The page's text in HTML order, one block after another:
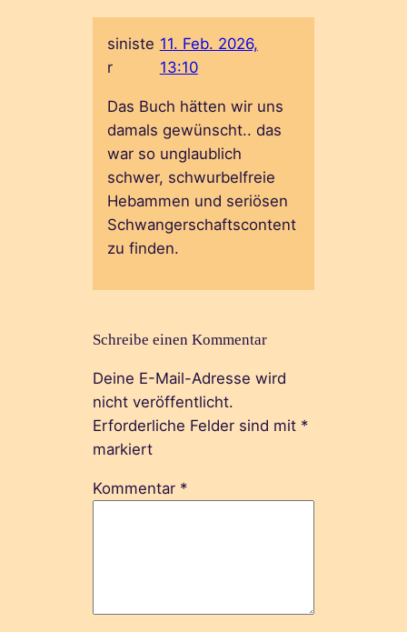
siniste
r
11. Feb. 2026,
13:10
Das Buch hätten wir uns
damals gewünscht.. das
war so unglaublich
schwer, schwurbelfreie
Hebammen und seriösen
Schwangerschaftscontent
zu finden.
Schreibe einen Kommentar
Deine E-Mail-Adresse wird
nicht veröffentlicht.
Erforderliche Felder sind mit *
markiert
Kommentar *